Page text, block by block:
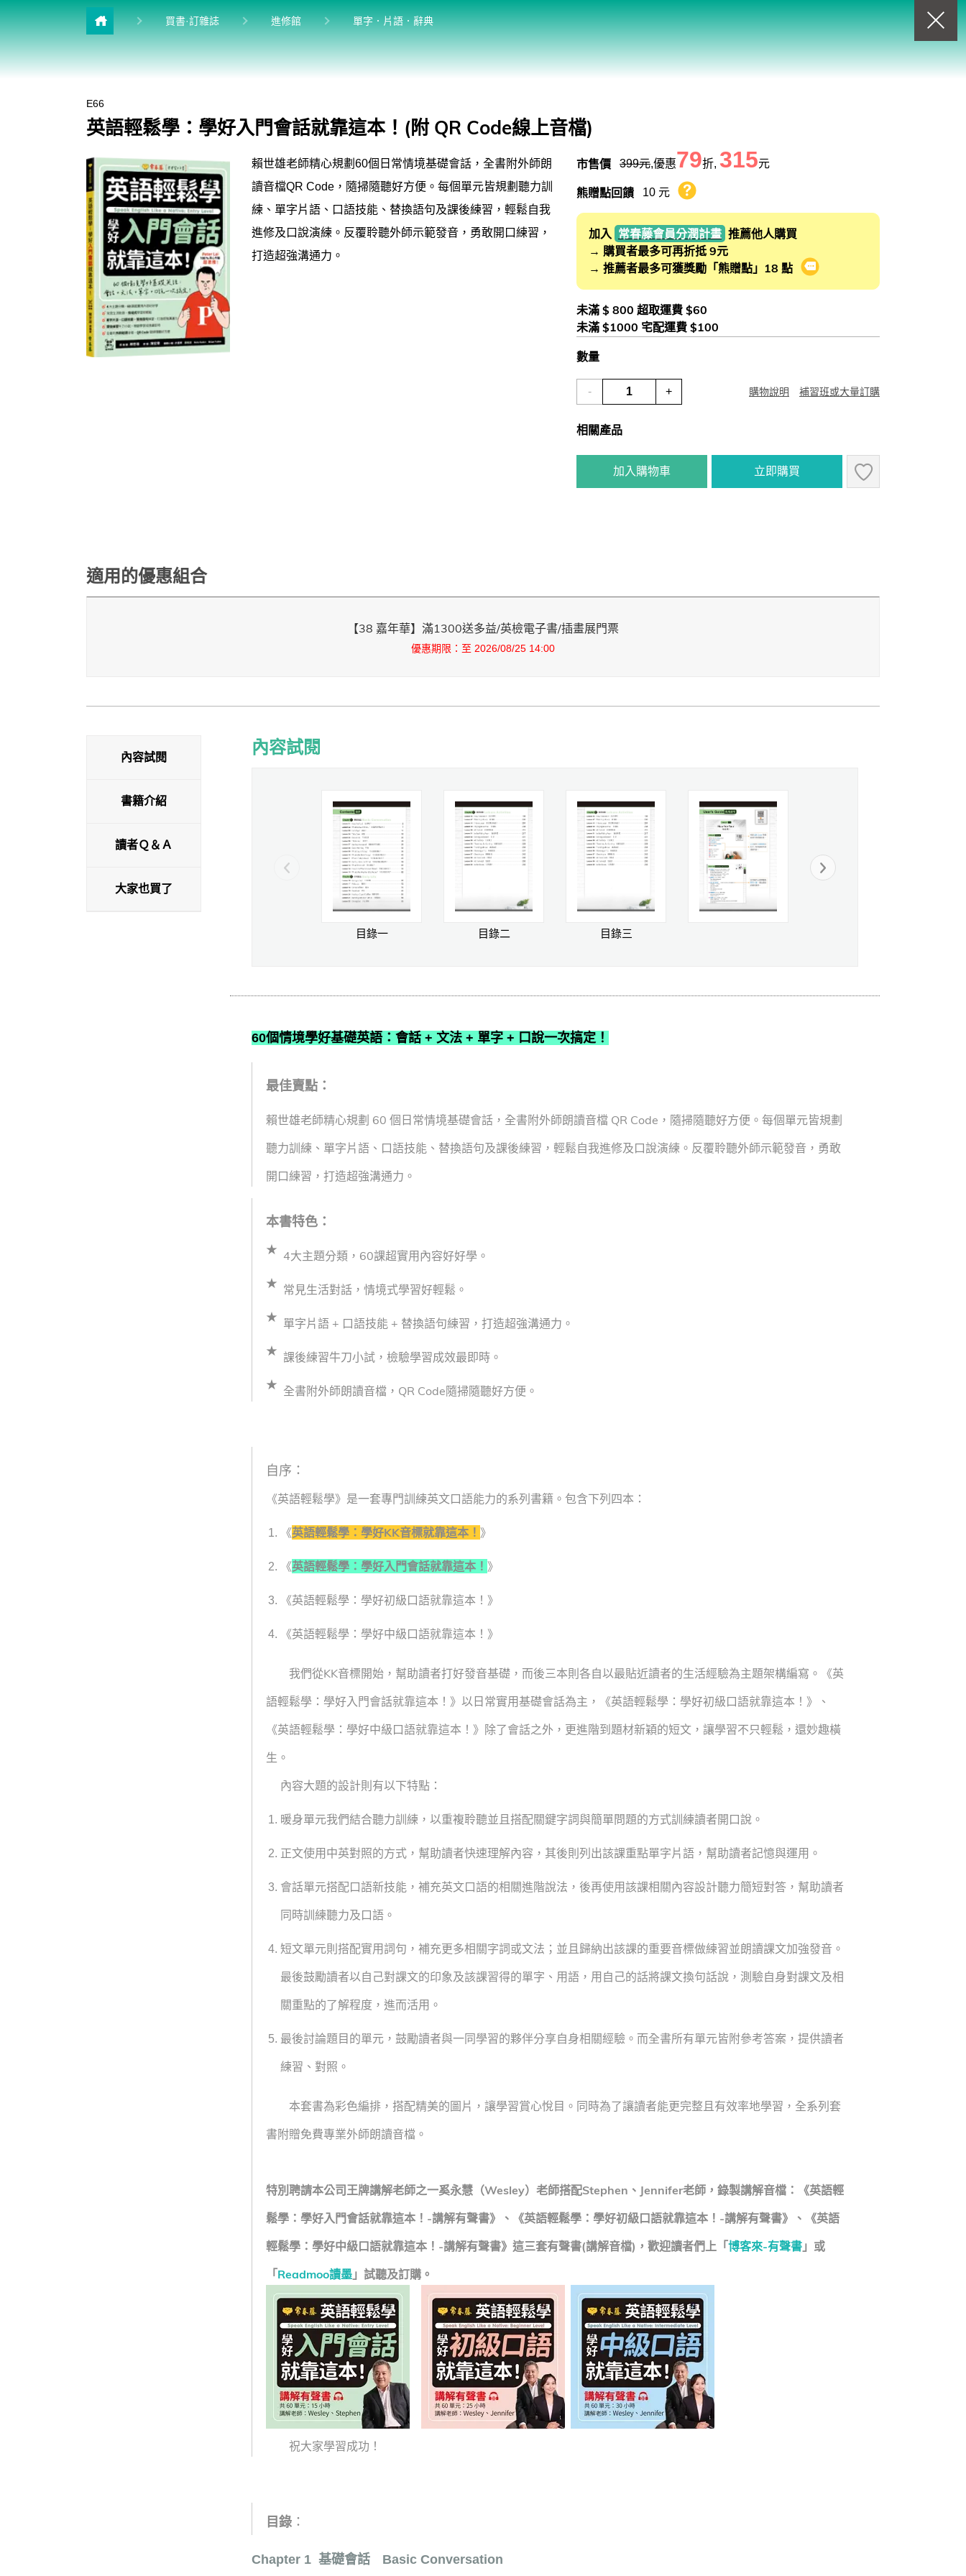
買書·訂雜誌 目前位於:
進修館
英檢館
學習館
兒少館
目前位於:
單字．片語．辭典
單字．片語．辭典
文法．句型．克漏字
商用．新聞英文
回上一頁
E66
英語輕鬆學：學好入門會話就靠這本！(附 QR Code線上音檔)
賴世雄老師精心規劃60個日常情境基礎會話，全書附外師朗
讀音檔QR Code，隨掃隨聽好方便。每個單元皆規劃聽力訓
練、單字片語、口語技能、替換語句及課後練習，輕鬆自我
進修及口說演練。反覆聆聽外師示範發音，勇敢開口練習，
打造超強溝通力。
市售價 399元,優惠79折, 315元
熊贈點回饋 10 元 熊贈點回饋辦法
加入 常春藤會員分潤計畫 推薦他人購買
→ 購買者最多可再折抵 9元
→ 推薦者最多可獲獎勵「熊贈點」18 點
會員推薦分潤計畫
未滿 $ 800 超取運費 $60
未滿 $1000 宅配運費 $100
數量
- + 購物說明 補習班或大量訂購
相關產品
加入購物車 立即購買
適用的優惠組合
【38 嘉年華】滿1300送多益/英檢電子書/插畫展門票
優惠期限：至 2026/08/25 14:00
內容試閱
書籍介紹
讀者Ｑ＆Ａ
大家也買了
內容試閱
目錄一 目錄二 目錄三
60個情境學好基礎英語：會話 + 文法 + 單字 + 口說一次搞定！
最佳賣點：
賴世雄老師精心規劃 60 個日常情境基礎會話，全書附外師朗讀音檔 QR Code，隨掃隨聽好方便。每個單元皆規劃
聽力訓練、單字片語、口語技能、替換語句及課後練習，輕鬆自我進修及口說演練。反覆聆聽外師示範發音，勇敢
開口練習，打造超強溝通力。
本書特色：
4大主題分類，60課超實用內容好好學。
常見生活對話，情境式學習好輕鬆。
單字片語 + 口語技能 + 替換語句練習，打造超強溝通力。
課後練習牛刀小試，檢驗學習成效最即時。
全書附外師朗讀音檔，QR Code隨掃隨聽好方便。
自序：
《英語輕鬆學》是一套專門訓練英文口語能力的系列書籍。包含下列四本：
《英語輕鬆學：學好KK音標就靠這本！ 》
《英語輕鬆學：學好入門會話就靠這本！ 》
《英語輕鬆學：學好初級口語就靠這本！》
《英語輕鬆學：學好中級口語就靠這本！》
我們從KK音標開始，幫助讀者打好發音基礎，而後三本則各自以最貼近讀者的生活經驗為主題架構編寫。《英
語輕鬆學：學好入門會話就靠這本！》以日常實用基礎會話為主，《英語輕鬆學：學好初級口語就靠這本！》、
《英語輕鬆學：學好中級口語就靠這本！》除了會話之外，更進階到題材新穎的短文，讓學習不只輕鬆，還妙趣橫
生。
內容大題的設計則有以下特點：
暖身單元我們結合聽力訓練，以重複聆聽並且搭配關鍵字詞與簡單問題的方式訓練讀者開口說。
正文使用中英對照的方式，幫助讀者快速理解內容，其後則列出該課重點單字片語，幫助讀者記憶與運用。
會話單元搭配口語新技能，補充英文口語的相關進階說法，後再使用該課相關內容設計聽力簡短對答，幫助讀者
同時訓練聽力及口語。
短文單元則搭配實用詞句，補充更多相關字詞或文法；並且歸納出該課的重要音標做練習並朗讀課文加強發音。
最後鼓勵讀者以自己對課文的印象及該課習得的單字、用語，用自己的話將課文換句話說，測驗自身對課文及相
關重點的了解程度，進而活用。
最後討論題目的單元，鼓勵讀者與一同學習的夥伴分享自身相關經驗。而全書所有單元皆附參考答案，提供讀者
練習、對照。
本套書為彩色編排，搭配精美的圖片，讓學習賞心悅目。同時為了讓讀者能更完整且有效率地學習，全系列套
書附贈免費專業外師朗讀音檔。
特別 聘請本公司王牌講解老師之一奚永慧（Wesley）老師搭配Stephen、Jennifer老師，錄製講解音檔：《英語輕
鬆學：學好入門會話就靠這本！-講解有聲書》、《英語輕鬆學：學好初級口語就靠這本！-講解有聲書》、《英語
輕鬆學：學好中級口語就靠這本！-講解有聲書》這三套有聲書(講解音檔)，歡迎讀者們上「博客來-有聲書 」或
「 Readmoo讀墨 」試聽及訂購。
祝大家學習成功！
目錄 ：
Chapter 1 基礎會話ﾠBasic Conversation